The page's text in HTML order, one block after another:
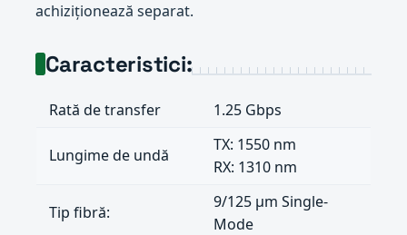
achiziționează separat.
Caracteristici:
Rată de transfer 1.25 Gbps
Lungime de undă
TX: 1550 nm
RX: 1310 nm
Tip fibră:
9/125 μm Single-
Mode